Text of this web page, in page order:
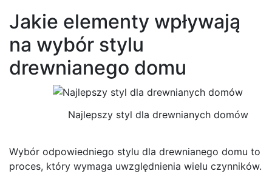
Jakie elementy wpływają
na wybór stylu
drewnianego domu
Najlepszy styl dla drewnianych domów
Wybór odpowiedniego stylu dla drewnianego domu to
proces, który wymaga uwzględnienia wielu czynników.